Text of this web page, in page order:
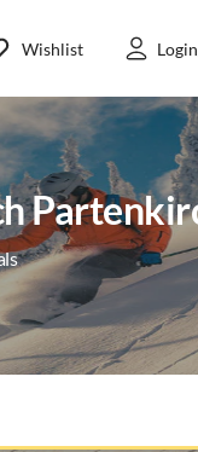
Wishlist